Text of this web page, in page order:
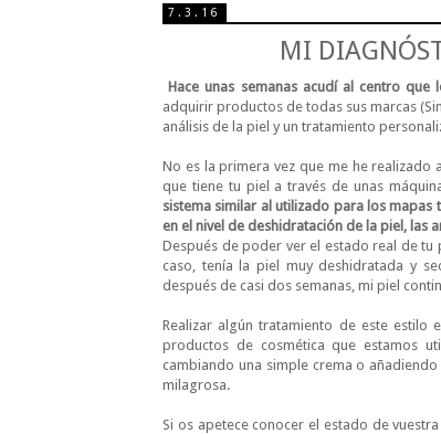
7.3.16
MI
Hace unas semanas acudí al centro
adquirir productos de todas sus marcas
análisis de la piel y un tratamiento
No es la primera vez que me he realizado
que tiene tu piel a través de unas
sistema similar al utilizado para los
en el nivel de deshidratación de la piel, las
Después de poder ver el estado real de tu
caso, tenía la piel muy deshidratada y
después de casi dos semanas, mi piel
Realizar algún tratamiento de este
productos de cosmética que estamos
cambiando una simple crema o
milagrosa.
Si os apetece conocer el estado de